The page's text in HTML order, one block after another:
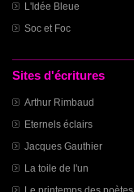
L'Idée Bleue
Soc et Foc
Sites d'écritures
Arthur Rimbaud
Eternels éclairs
Jacques Gauthier
La toile de l'un